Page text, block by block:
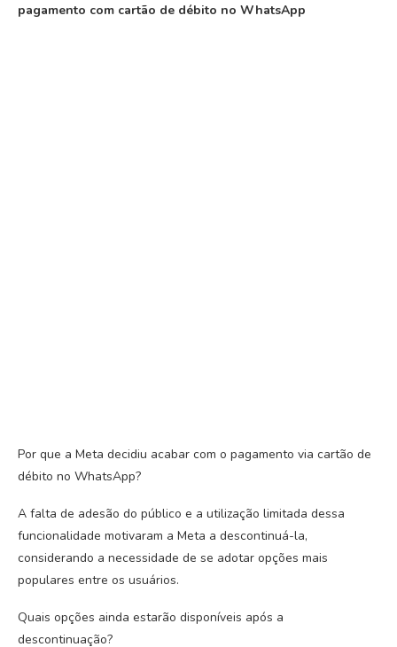
pagamento com cartão de débito no WhatsApp
Por que a Meta decidiu acabar com o pagamento via cartão de
débito no WhatsApp?
A falta de adesão do público e a utilização limitada dessa
funcionalidade motivaram a Meta a descontinuá-la,
considerando a necessidade de se adotar opções mais
populares entre os usuários.
Quais opções ainda estarão disponíveis após a
descontinuação?